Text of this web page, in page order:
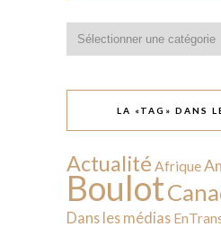
LA «TAG» DANS
Actualité Afrique
Boulot
Dans les médias